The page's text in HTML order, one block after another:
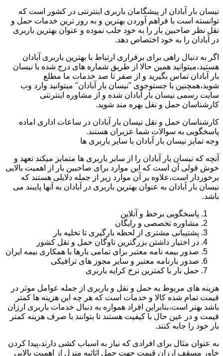
نیسان بار آبادان از پیشگامان باربری اینترنتی در کشور است که
توانسته است با فراهم آوردن بهترین و به روز ترین خدمات حمل و
نقل نظر صاحبین بار را به خود جلب نموده و عنوان بهترین باربری
در آبادان را به خود اختصاص دهد.
اگر به دنبال راهی برای برقراری ارتباط با بهترین باربری آبادان
هستید،میتوانید همین حالا از طریق شماره های درج شده با نیسان
بار آبادان تماس بگیرید و از صفر تا صد خدمات ما مطلع
شوید،همچنین با جستوجوی "نیسان بار آبادان" میتوانید وارد وب
سایت رسمی نیسان بار آبادان شده و از مشاوره اینترنتی
کارشناسان حمل و نقل بهره مند شوید.
کارشناسان حمل و نقل نیسان بار آبادان در ساعات اداری اماده
پاسخگویی به سوالات شما عزیران هستند.
وجه تمایز نیسان بار آبادان با سایر باربری ها
آنچه که نیسان بار آبادان را از سایر باربری ها متمایز میکند تعهد و
خوش قولی آن است که این موارد برای صاحبین بار از اهمیت بالایی
برخوردار است،علاوه بر آن موارد زیر از جمله دلایلی هستند که
نیسان بار آبادان به عنوان بهترین باربری در آبادان به آنها پایبند می
باشد.
پاسخگویی برخط و آنلاین
مشاوره تخصصی و رایگان
پشتیبانی مشتری از لحظه بارگیری تا تخلیه بار
در اختیار داشتن بزرگترین ناوگان حمل و نقل کشور
صدور بیمه نامه معتبر برای تمامی بارها با همکاری بیمه ایران
صدور بارنامه معتبر و سایر مجوز های ترافیکی
حمل بار با کمترین نرخ کرایه باربری
هزینه های مربوط به حمل و نقل و باربری از جمله عوامل موثر در
قیمت تمام شده کالا و خدمات است که هر چه این هزینه ها کمتر
باشد بهتر است،بنابراین افراد همواره به دنبال خدمات باربری ارزان
قیمت و در عین حال با کیفیت هستند تا بتوانند با صرف هزینه کمتر
بار خود را جابه کنند.
به عنوان مثال برای افرادی که نیاز به اسباب کشی دارند،پیدا کردن
خاور مسقف ارزان قیمت جهت حمل اثاثیه منزل از اهمیت بالایی